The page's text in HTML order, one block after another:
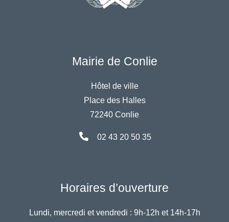
Mairie de Conlie
Hôtel de ville
Place des Halles
72240 Conlie
02 43 20 50 35
Horaires d’ouverture
Lundi, mercredi et vendredi : 9h-12h et 14h-17h